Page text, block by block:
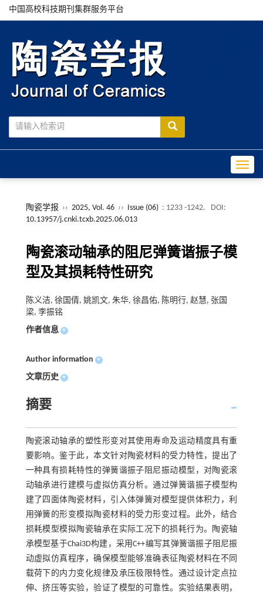
中国高校科技期刊集群服务平台
陶瓷学报 ›› 2025, Vol. 46 ›› Issue (06) : 1233 -1242.
DOI:
10.13957/j.cnki.tcxb.2025.06.013
陶瓷滚动轴承的阻尼弹簧谐振子模
型及其损耗特性研究
陈义洁, 徐国倩, 姚凯文, 朱华, 徐昌佑, 陈明行, 赵慧, 张国
梁, 李振铭
作者信息 +
Author information +
文章历史 +
摘要
陶瓷滚动轴承的塑性形变对其使用寿命及运动精度具有重
要影响。鉴于此，本文针对陶瓷材料的受力特性，提出了
一种具有损耗特性的弹簧谐振子阻尼振动模型，对陶瓷滚
动轴承进行建模与虚拟仿真分析。通过弹簧谐振子模型构
建了四面体陶瓷材料，引入体弹簧对模型提供体积力，利
用弹簧的形变模拟陶瓷材料的受力形变过程。此外，结合
损耗模型模拟陶瓷轴承在实际工况下的损耗行为。陶瓷轴
承模型基于Chai3D构建，采用C++编写其弹簧谐振子阻尼振
动虚拟仿真程序，确保模型能够准确表征陶瓷材料在不同
载荷下的内力变化规律及承压极限特性。通过设计定点拉
伸、挤压等实验，验证了模型的可靠性。实验结果表明，